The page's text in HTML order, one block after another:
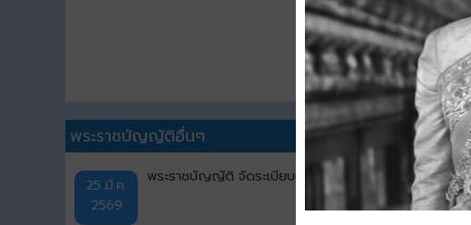
พระราชบัญญัติอื่นๆ
25 มี.ค.
2569
พระราชบัญญัติ จัดระเบียบเทศบาล พ.ศ.2476